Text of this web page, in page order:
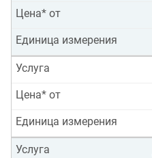
Цена* от
Единица измерения
Услуга
Цена* от
Единица измерения
Услуга